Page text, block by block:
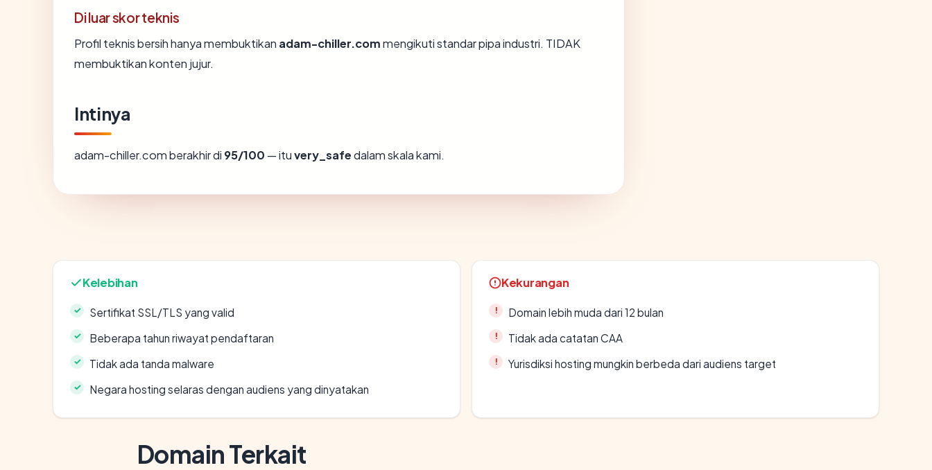
Di luar skor teknis
Profil teknis bersih hanya membuktikan adam-chiller.commengikuti standar pipa industri. TIDAK
membuktikan konten jujur.
Intinya
adam-chiller.com berakhir di 95/100 — ituvery_safedalam skala kami.
Kelebihan
Sertifikat SSL/TLS yang valid
Beberapa tahun riwayat pendaftaran
Tidak ada tanda malware
Negara hosting selaras dengan audiens yang dinyatakan
Kekurangan
Domain lebih muda dari 12 bulan
Tidak ada catatan CAA
Yurisdiksi hosting mungkin berbeda dari audiens target
Domain Terkait